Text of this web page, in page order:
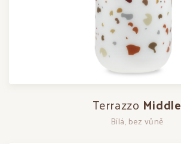
Terrazzo Middle
Bílá, bez vůně